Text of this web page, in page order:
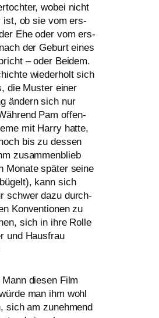
wobei nicht
ist, ob sie vom ers­
Ehe oder vom ers­
der Geburt eines
– oder Beidem.
wie­der­holt sich
die Muster einer
ändern sich nur
Pam offen­
mit Harry hat­te,
bis zu des­sen
zusam­men­blieb
Monate spä­ter sei­ne
kann sich
schwer dazu durch­
Konventionen zu
sich in ihre Rolle
und Hausfrau
die­sen Film
man ihm wohl
sich am zuneh­mend